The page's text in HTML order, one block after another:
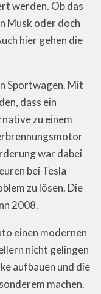
werden. Ob das
Musk oder doch
hier gehen die
Sportwagen. Mit
dass ein
zu einem
war dabei
bei Tesla
zu lösen. Die
2008.
einen modernen
nicht gelingen
aufbauen und die
machen.